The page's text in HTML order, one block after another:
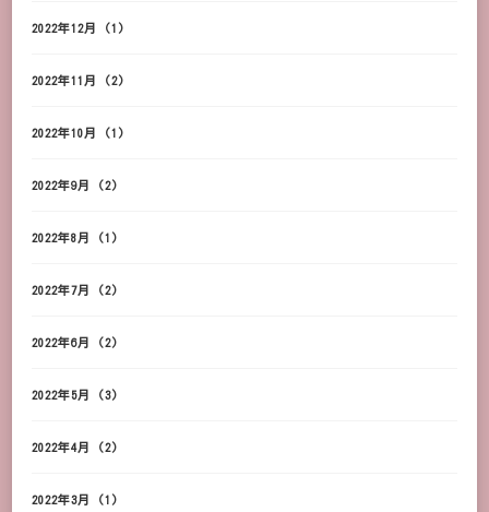
2022年12月 (1)
2022年11月 (2)
2022年10月 (1)
2022年9月 (2)
2022年8月 (1)
2022年7月 (2)
2022年6月 (2)
2022年5月 (3)
2022年4月 (2)
2022年3月 (1)